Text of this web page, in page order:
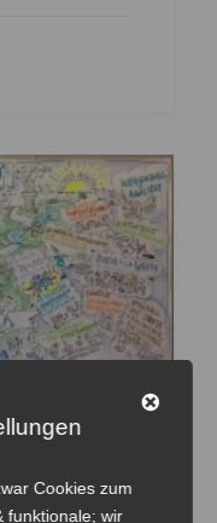
Cookies zum
funktionale; wir